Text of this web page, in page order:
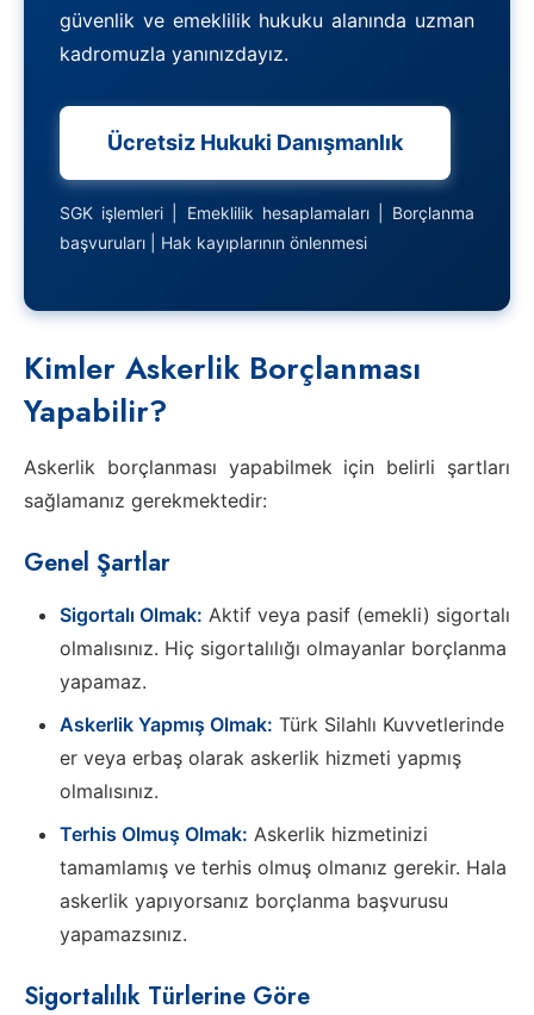
güvenlik ve emeklilik hukuku alanında uzman
kadromuzla yanınızdayız.
Ücretsiz Hukuki Danışmanlık
SGK işlemleri | Emeklilik hesaplamaları | Borçlanma
başvuruları | Hak kayıplarının önlenmesi
Kimler Askerlik Borçlanması
Yapabilir?
Askerlik borçlanması yapabilmek için belirli şartları
sağlamanız gerekmektedir:
Genel Şartlar
Sigortalı Olmak: Aktif veya pasif (emekli) sigortalı
olmalısınız. Hiç sigortalılığı olmayanlar borçlanma
yapamaz.
Askerlik Yapmış Olmak: Türk Silahlı Kuvvetlerinde
er veya erbaş olarak askerlik hizmeti yapmış
olmalısınız.
Terhis Olmuş Olmak: Askerlik hizmetinizi
tamamlamış ve terhis olmuş olmanız gerekir. Hala
askerlik yapıyorsanız borçlanma başvurusu
yapamazsınız.
Sigortalılık Türlerine Göre